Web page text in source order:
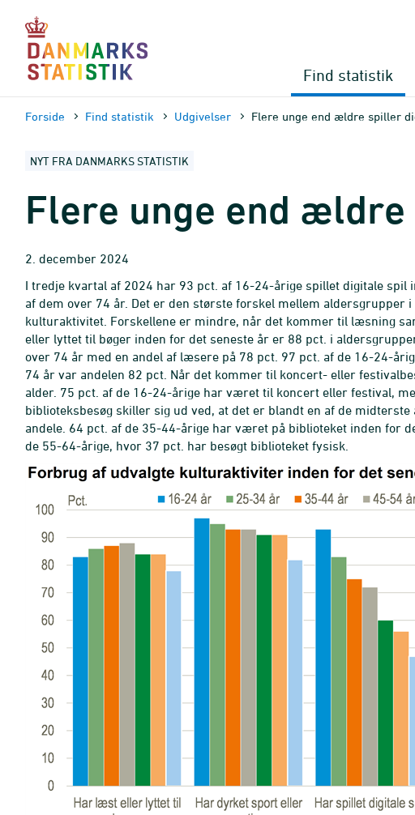
sidens
indhold
Find statistik
Forside Find statistik Udgivelser Flere unge end ældre spiller
NYT FRA DANMARKS STATISTIK
Flere unge end
2. december 2024
I tredje kvartal af 2024 har 93 pct. af 16-24-årige spillet digitale spil
af dem over 74 år. Det er den største forskel mellem aldersgrupper
kulturaktivitet. Forskellene er mindre, når det kommer til læsning
eller lyttet til bøger inden for det seneste år er 88 pct. i
over 74 år med en andel af læsere på 78 pct. 97 pct. af de 16-24-
74 år var andelen 82 pct. Når det kommer til koncert- eller
alder. 75 pct. af de 16-24-årige har været til koncert eller festival,
biblioteksbesøg skiller sig ud ved, at det er blandt en af de
andele. 64 pct. af de 35-44-årige har været på biblioteket inden for
de 55-64-årige, hvor 37 pct. har besøgt biblioteket fysisk.